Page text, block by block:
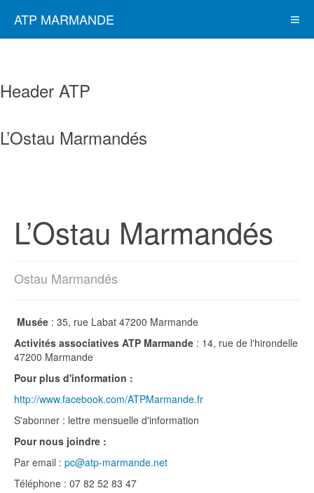
ATP MARMANDE
Header ATP
L’Ostau Marmandés
L’Ostau Marmandés
Ostau Marmandés
Musée : 35, rue Labat 47200 Marmande
Activités associatives ATP Marmande : 14, rue de l'hirondelle
47200 Marmande
Pour plus d'information :
http://www.facebook.com/ATPMarmande.fr
S'abonner : lettre mensuelle d'information
Pour nous joindre :
Par email : pc@atp-marmande.net
Téléphone : 07 82 52 83 47